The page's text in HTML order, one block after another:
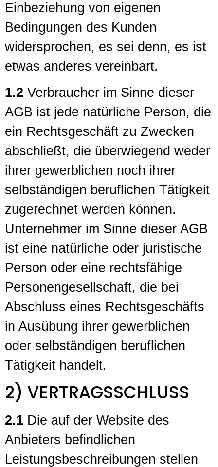
Einbeziehung von eigenen
Bedingungen des Kunden
widersprochen, es sei denn, es ist
etwas anderes vereinbart.
1.2 Verbraucher im Sinne dieser
AGB ist jede natürliche Person, die
ein Rechtsgeschäft zu Zwecken
abschließt, die überwiegend weder
ihrer gewerblichen noch ihrer
selbständigen beruflichen Tätigkeit
zugerechnet werden können.
Unternehmer im Sinne dieser AGB
ist eine natürliche oder juristische
Person oder eine rechtsfähige
Personengesellschaft, die bei
Abschluss eines Rechtsgeschäfts
in Ausübung ihrer gewerblichen
oder selbständigen beruflichen
Tätigkeit handelt.
2) VERTRAGSSCHLUSS
2.1 Die auf der Website des
Anbieters befindlichen
Leistungsbeschreibungen stellen